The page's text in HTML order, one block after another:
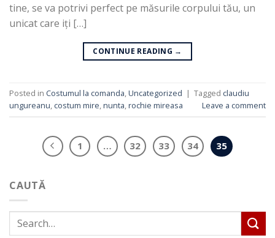
CAUTĂ
tine, se va potrivi perfect pe măsurile corpului tău, un
unicat care iți […]
CONTINUE READING →
Posted in Costumul la comanda,Uncategorized | Tagged claudiu
ungureanu, costum mire,nunta,rochie mireasa Leave a comment
1 … 32 33 34 35